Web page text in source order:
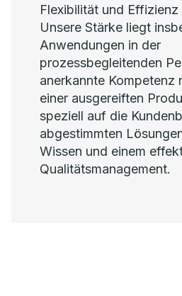
Flexibilität und Effizienz
Unsere Stärke liegt
Anwendungen in der
prozessbegleitenden
anerkannte Kompetenz
einer ausgereiften
speziell auf die
abgestimmten
Wissen und einem
Qualitätsmanagement.